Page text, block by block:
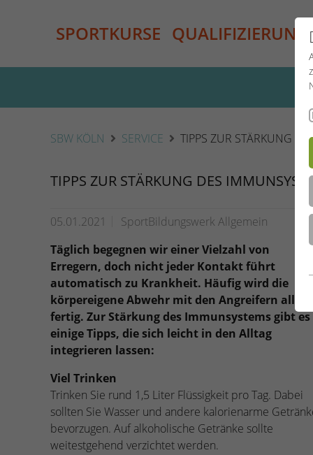
SPORTKURSE QUALIFIZIERUNG
SBW KÖLN SERVICE TIPPS ZUR STÄRKUNG
TIPPS ZUR STÄRKUNG DES
05.01.2021
SportBildungswerk Allgemein
Täglich begegnen wir einer Vielzahl von
Erregern, doch nicht jeder Kontakt führt
automatisch zu Krankheit. Häufig wird die
körpereigene Abwehr mit den Angreifern allein
fertig. Zur Stärkung des Immunsystems gibt es
einige Tipps, die sich leicht in den Alltag
integrieren lassen:
Viel Trinken
Trinken Sie rund 1,5 Liter Flüssigkeit pro Tag. Dabei
sollten Sie Wasser und andere kalorienarme
bevorzugen. Auf alkoholische Getränke sollte
weitestgehend verzichtet werden.